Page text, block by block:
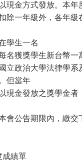
現金方式發放。本年
除一年級外，各年級
學生一名
名獲獎學生新台幣一
立政治大學法律學系
但當年
現金發放之獎學金者
會公告期限內，繳交
成績單